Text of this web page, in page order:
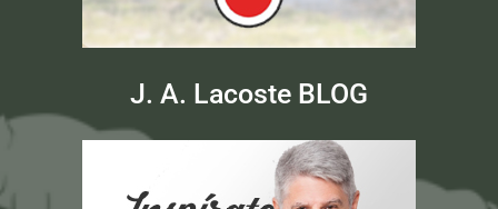
J. A. Lacoste BLOG